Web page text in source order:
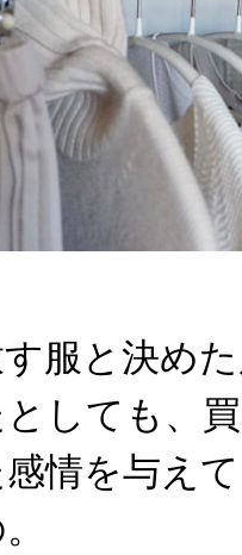
服と決め
としても、
感情を与え